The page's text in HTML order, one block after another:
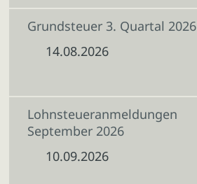
Grundsteuer 3. Quartal 2026
14.08.2026
Lohnsteueranmeldungen
September 2026
10.09.2026